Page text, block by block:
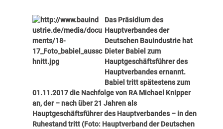
Das Präsidium des
Hauptverbandes der
Deutschen Bauindustrie hat
Dieter Babiel zum
Hauptgeschäftsführer des
Hauptverbandes ernannt.
Babiel tritt spätestens zum
01.11.2017 die Nachfolge von RA Michael Knipper
an, der – nach über 21 Jahren als
Hauptgeschäftsführer des Hauptverbandes – in den
Ruhestand tritt (Foto: Hauptverband der Deutschen